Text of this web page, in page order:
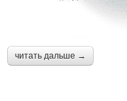
читать дальше →